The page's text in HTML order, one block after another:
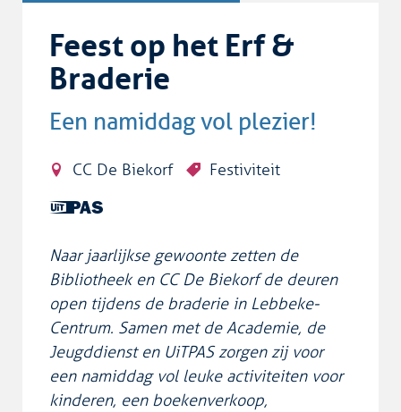
Feest op het Erf &
Braderie
Een namiddag vol plezier!
CC De Biekorf
Festiviteit
Dit is
UiTPAS
activiteit.
Naar jaarlijkse gewoonte zetten de
Bibliotheek en CC De Biekorf de deuren
open tijdens de braderie in Lebbeke-
Centrum. Samen met de Academie, de
Jeugddienst en UiTPAS zorgen zij voor
een namiddag vol leuke activiteiten voor
kinderen, een boekenverkoop,